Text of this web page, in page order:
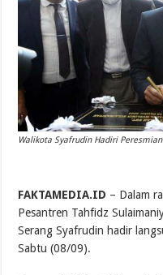
Walikota Syafrudin Hadiri
FAKTAMEDIA.ID – Dalam
Pesantren Tahfidz
Serang Syafrudin hadir
Sabtu (08/09).